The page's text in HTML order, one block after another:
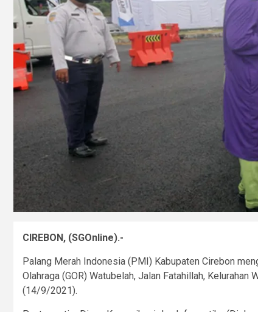
CIREBON, (SGOnline).-
Palang Merah Indonesia (PMI) Kabupaten Cirebon
Olahraga (GOR) Watubelah, Jalan Fatahillah,
(14/9/2021).